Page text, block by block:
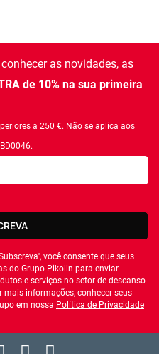
as novidades, as
de 10% na sua primeira
a 250 €. Não se aplica aos
você consente que seus
do Grupo Pikolin para enviar
e serviços no setor de descanso
mais informações, conhecer seus
em nossa Política de Privacidade